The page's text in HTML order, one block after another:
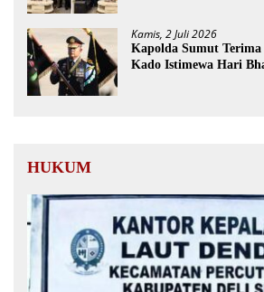
Kamis, 2 Juli 2026
Kapolda Sumut
Kado Istimewa Hari
HUKUM